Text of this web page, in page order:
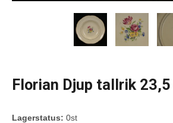
Florian Djup tallrik
Lagerstatus: 0st